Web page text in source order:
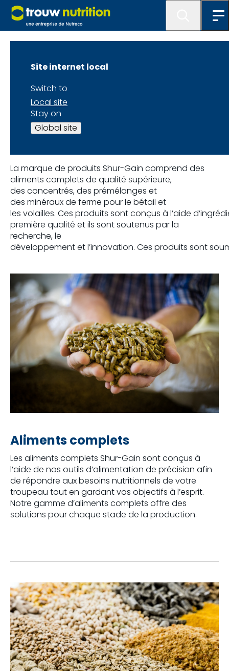
Site internet local
Switch to
Local site
Stay on
Global site
Page d'accueil
Shur-Gain®
La marque de produits Shur-Gain comprend des
aliments complets de qualité supérieure,
des concentrés, des prémélanges et
des minérauxde ferme pour le bétail et
les volailles. Ces produits sontconçus à l’aide
première qualité etils sontsoutenus par la
recherche, le
développementetl’innovation. Ces produits sont
Aliments complets
Les aliments complets Shur-Gain sont conçus à
l’aide de nos outils d’alimentation de précision afin
de répondre aux besoins nutritionnels de votre
troupeau tout en gardant vos objectifs à l’esprit.
Notre gamme d’aliments complets offre des
solutions pour chaque stade de la production.